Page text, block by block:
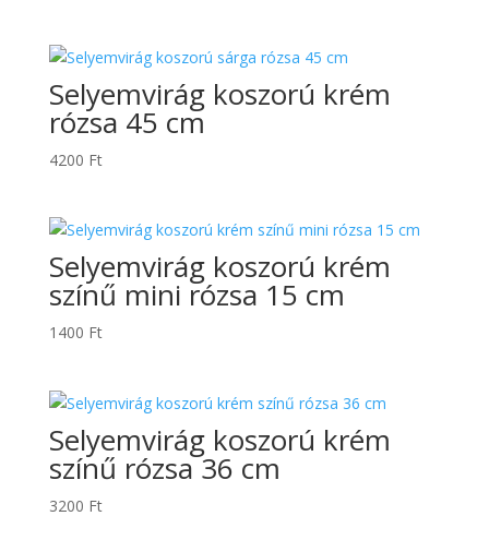
Selyemvirág koszorú krém
rózsa 45 cm
4200 Ft
Selyemvirág koszorú krém
színű mini rózsa 15 cm
1400 Ft
Selyemvirág koszorú krém
színű rózsa 36 cm
3200 Ft